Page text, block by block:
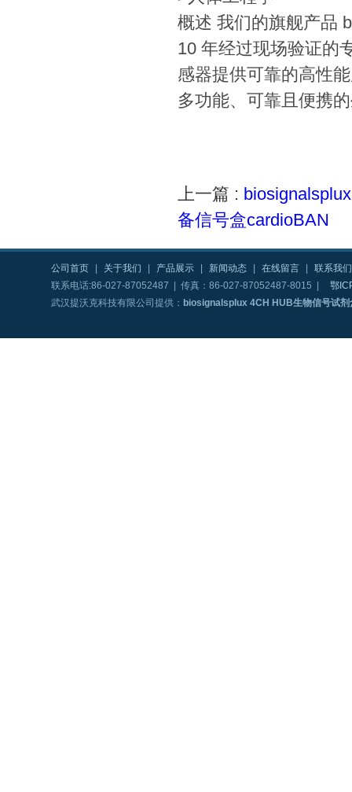
概述 我们的旗舰产品
10 年经过现场验证的
感器提供可靠的高性
多功能、可靠且便携
上一篇 :
备信号盒cardioBAN
公司首页 关于我们 产品展示 新闻动态 在线留言
联系我们
联系电话:86-027-87052487 | 传真：86-027-87052487-8015 |
鄂
武汉提沃克科技有限公司提供： biosignalsplux 4CH HUB生物信号试剂